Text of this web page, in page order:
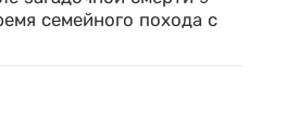
семейного похода с